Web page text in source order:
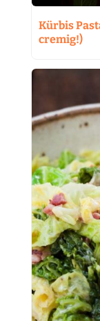
Kürbis
cremig!)